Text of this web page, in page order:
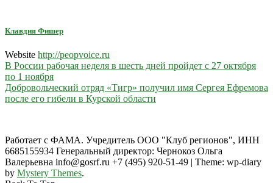
Клавдия Фишер
Website http://peopvoice.ru
Навигация
по
записям
В России рабочая неделя в шесть дней пройдет с 27 октября
по 1 ноября
Добровольческий отряд «Тигр» получил имя Сергея Ефремова
после его гибели в Курской области
Работает с ФАМА. Учредитель ООО "Клуб регионов", ИНН
6685155934 Генеральный директор: Чернокоз Ольга
Валерьевна info@gosrf.ru +7 (495) 920-51-49 | Theme: wp-diary
by Mystery Themes.